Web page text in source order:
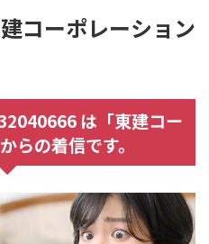
コーポレーション
は「東建コー
らの着信です。